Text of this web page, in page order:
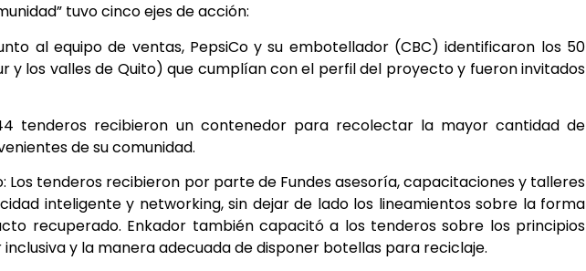
tuvo cinco ejes de acción:
al equipo de ventas, PepsiCo y su embotellador (CBC) identificaron los 50
y los valles de Quito) que cumplían con el perfil del proyecto y fueron invitados
tenderos recibieron un contenedor para recolectar la mayor cantidad de
de su comunidad.
Los tenderos recibieron por parte de Fundes asesoría, capacitaciones y talleres
inteligente y networking, sin dejar de lado los lineamientos sobre la forma
recuperado. Enkador también capacitó a los tenderos sobre los principios
y la manera adecuada de disponer botellas para reciclaje.